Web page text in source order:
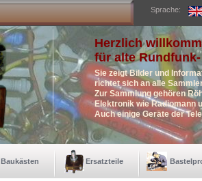
Sprache:
Herzlich
für alte
Sie zeigt Bilder und
richtet sich an alle
Zur Sammlung gehören
Elektronik wie Radiomann
Auch einige Geräte der
Baukästen Ersatzteile